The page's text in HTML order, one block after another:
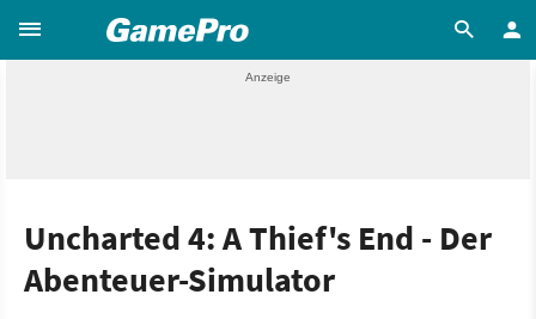
Uncharted 4: A Thief's End - Der
Abenteuer-Simulator